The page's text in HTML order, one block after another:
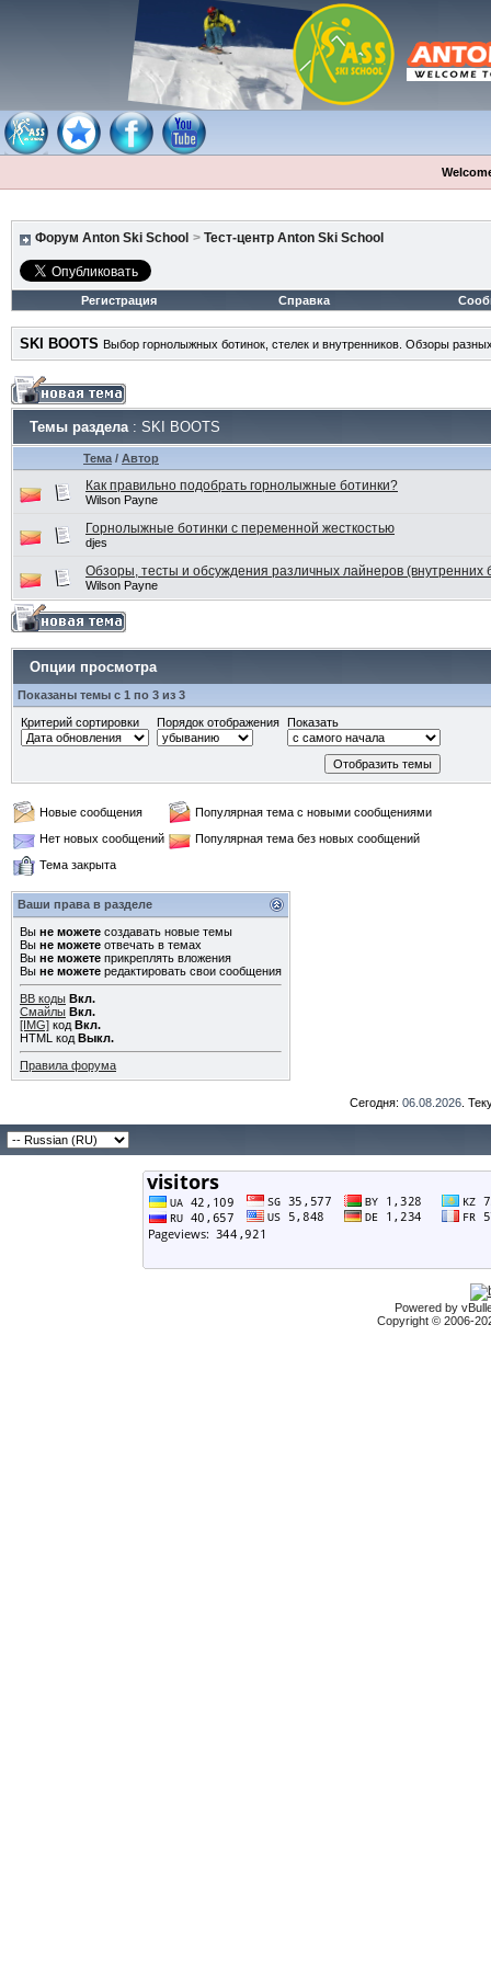
Форум Anton Ski School > Тест-центр Anton Ski School
Регистрация Справка
SKI BOOTS Выбор горнолыжных ботинок, стелек и внутренников. Обзоры
Темы раздела: SKI BOOTS
Тема / Автор
Как правильно подобрать горнолыжные ботинки?
Wilson Payne
Горнолыжные ботинки с переменной жесткостью
djes
Обзоры, тесты и обсуждения различных лайнеров (внутренних
Wilson Payne
Опции просмотра
Показаны темы с 1 по 3 из 3
Критерий сортировки Порядок отображения Показать
Новые сообщения
Популярная тема с новыми сообщениями
Нет новых сообщений
Популярная тема без новых сообщений
Тема закрыта
Ваши права в разделе
Вы не можете создавать новые темы
Вы не можете отвечать в темах
Вы не можете прикреплять вложения
Вы не можете редактировать свои сообщения
BB коды Вкл.
Смайлы Вкл.
[IMG] код Вкл.
HTML код Выкл.
Правила форума
Сегодня: 06.08.2026 .
Powered by
Copyright © 2006-